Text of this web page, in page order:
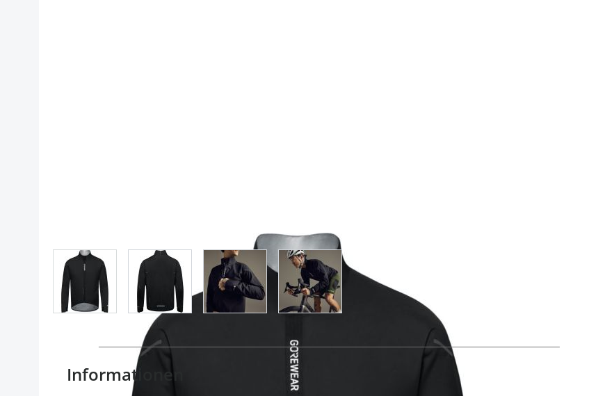
View larger imageView larger imageView larger imageView larger image
Informationen